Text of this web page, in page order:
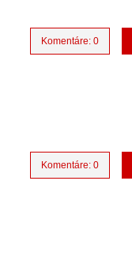
Komentáre: 0
Komentáre: 0